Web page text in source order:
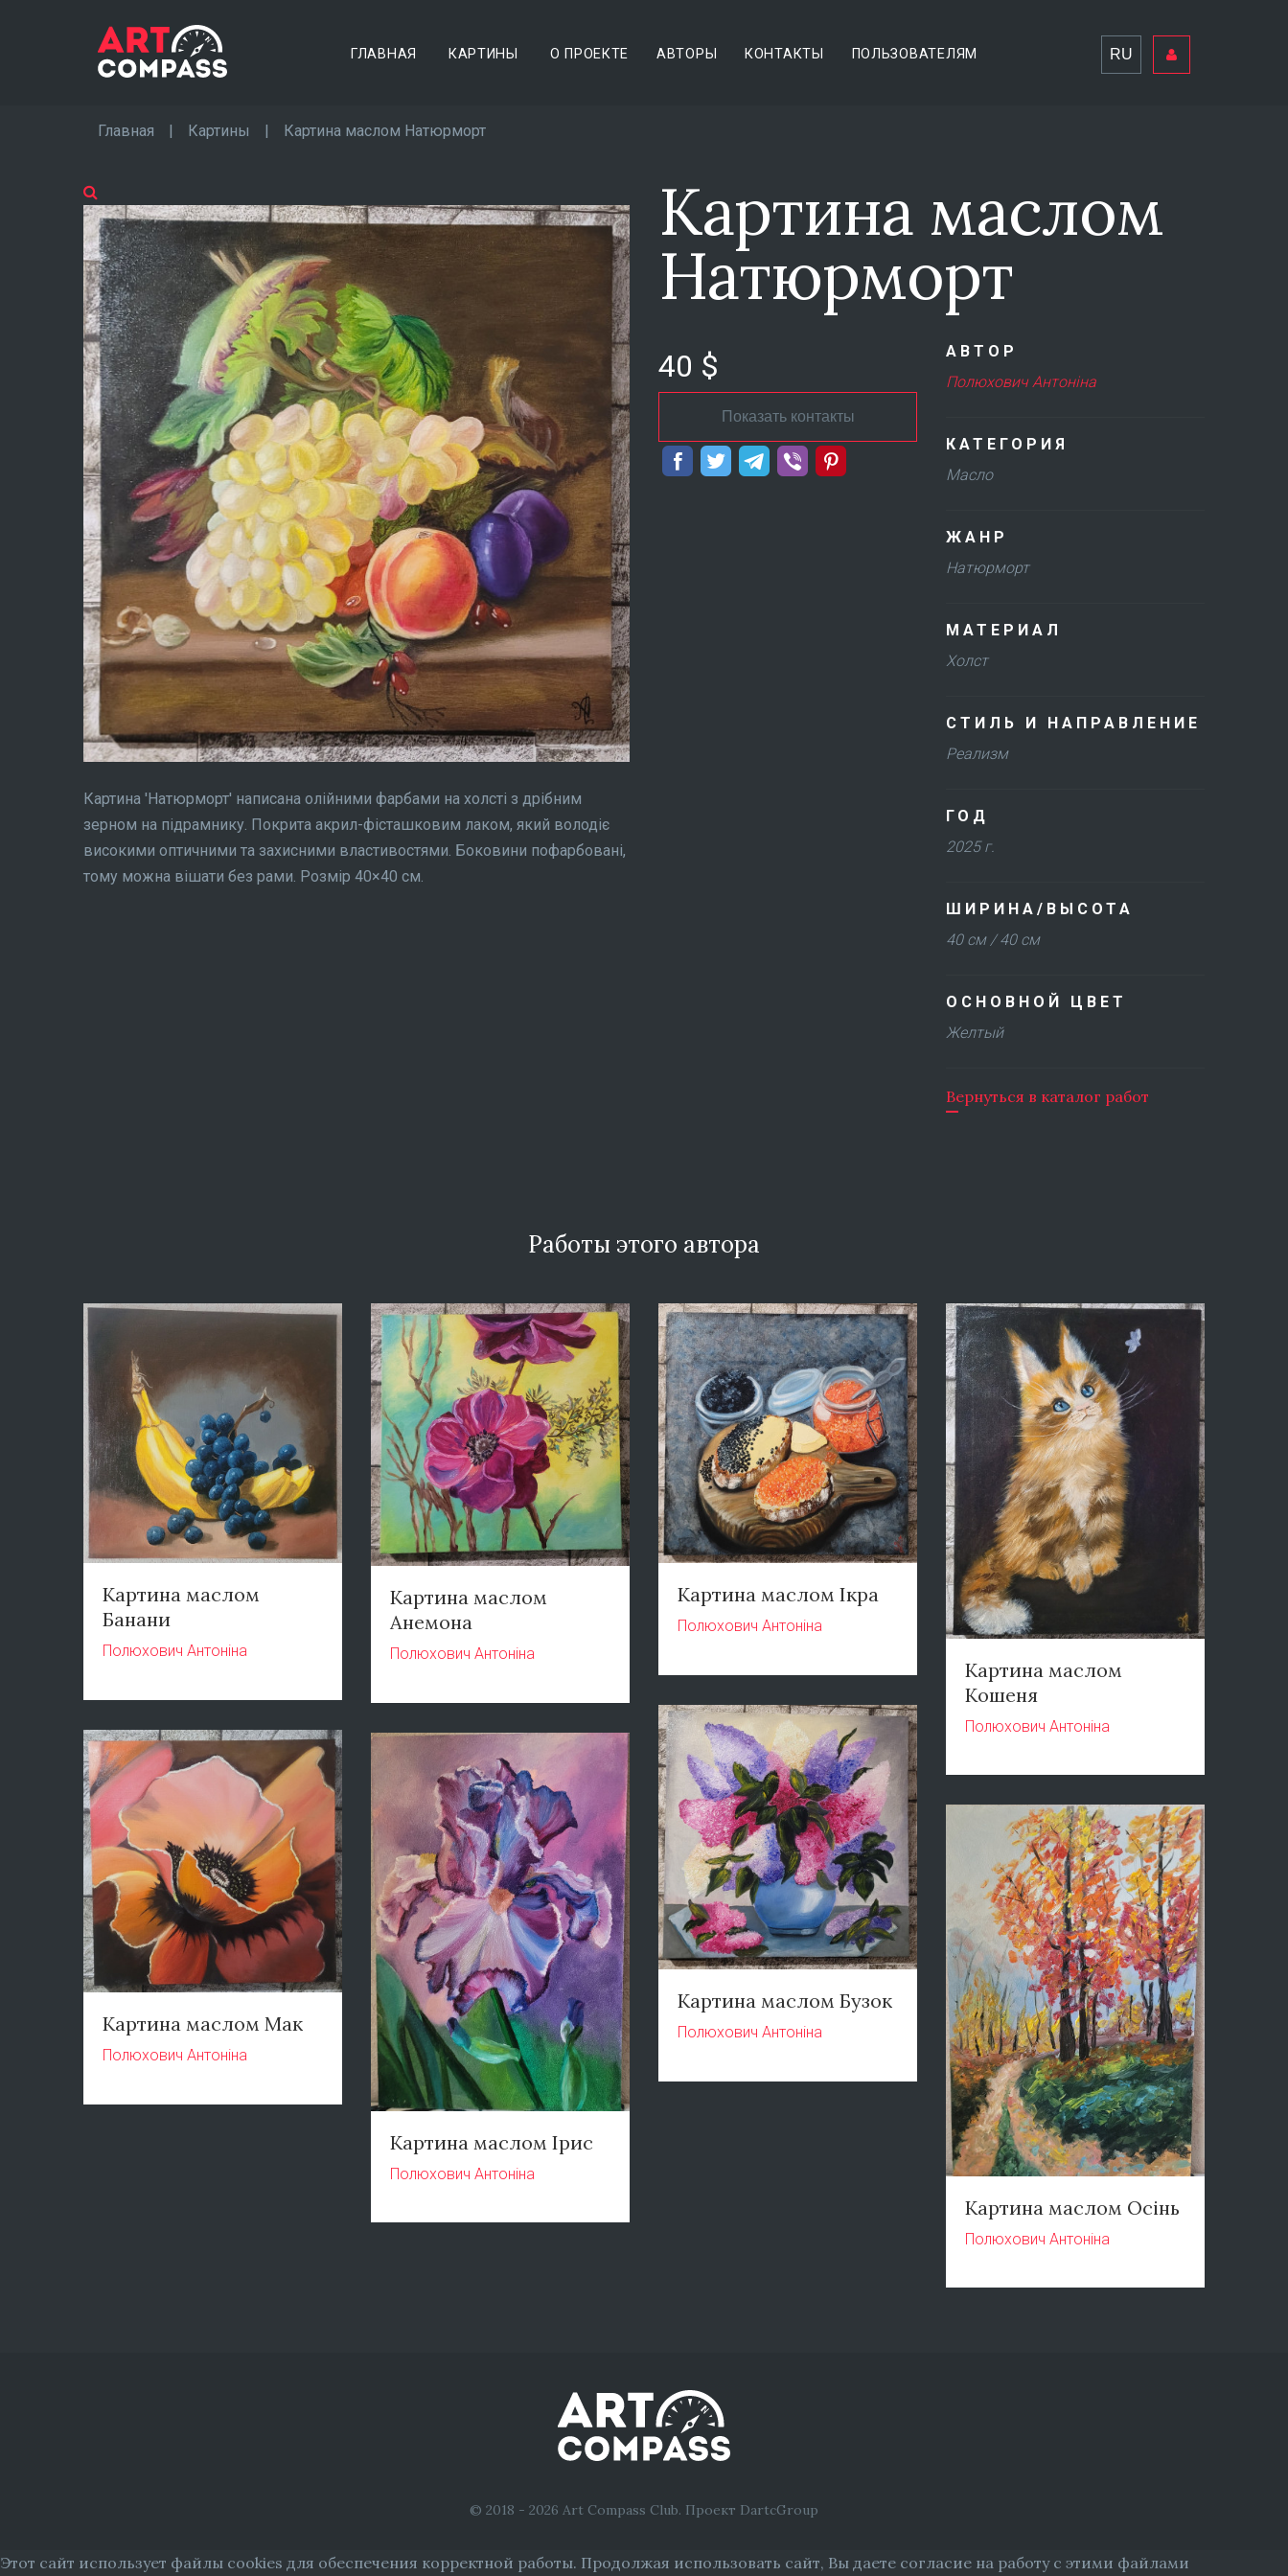
ГЛАВНАЯ КАРТИНЫ О ПРОЕКТЕ АВТОРЫ КОНТАКТЫ ПОЛЬЗОВАТЕЛЯМ RU
Главная | Картины | Картина маслом Натюрморт
Картина ′Натюрморт′ написана олійними фарбами на холсті з дрібним
зерном на підрамнику. Покрита акрил-фісташковим лаком, який володіє
високими оптичними та захисними властивостями. Боковини пофарбовані,
тому можна вішати без рами. Розмір 40×40 см.
Картина маслом
Натюрморт
40 $
Показать контакты
АВТОР
Полюхович Антоніна
КАТЕГОРИЯ
Масло
ЖАНР
Натюрморт
МАТЕРИАЛ
Холст
СТИЛЬ И НАПРАВЛЕНИЕ
Реализм
ГОД
2025 г.
ШИРИНА/ВЫСОТА
40 см / 40 см
ОСНОВНОЙ ЦВЕТ
Желтый
Вернуться в каталог работ
Работы этого автора
Картина маслом
Банани
Полюхович Антоніна
Картина маслом
Анемона
Полюхович Антоніна
Картина маслом Ікра
Полюхович Антоніна
Картина маслом
Кошеня
Полюхович Антоніна
Картина маслом Бузок
Полюхович Антоніна
Картина маслом Мак
Полюхович Антоніна
Картина маслом Ірис
Полюхович Антоніна
Картина маслом Осінь
Полюхович Антоніна
© 2018 - 2026 Art Compass Club. Проект DartcGroup
Этот сайт использует файлы cookies для обеспечения корректной работы. Продолжая использовать сайт, Вы даете согласие на работу с этими файлами